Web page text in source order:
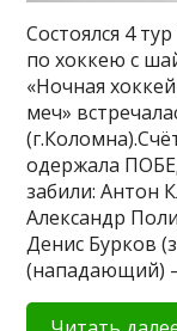
Состоялся 4
по хоккею с
«Ночная
меч»
одержала
забили: Антон
Александр
Денис Бурков
(нападающий)